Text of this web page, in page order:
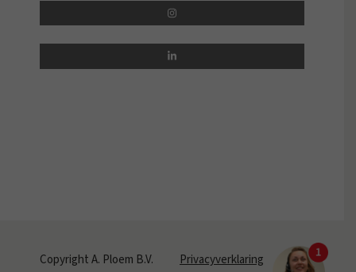
Copyright A. Ploem B.V. Privacyverklaring